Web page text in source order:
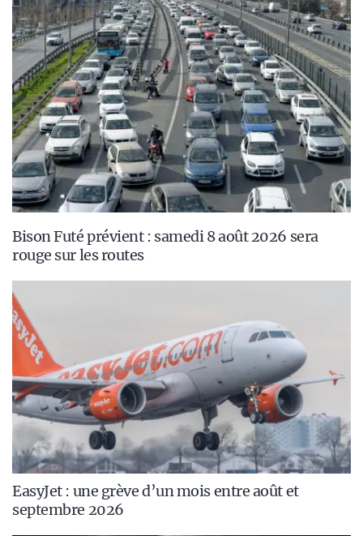
Bison Futé prévient : samedi 8 août 2026 sera
rouge sur les routes
EasyJet : une grève d’un mois entre août et
septembre 2026